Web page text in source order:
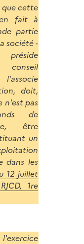
que cette
fait à
partie
société -
doit,
n'est pas
de
être
un
dans les
12 juillet
1re